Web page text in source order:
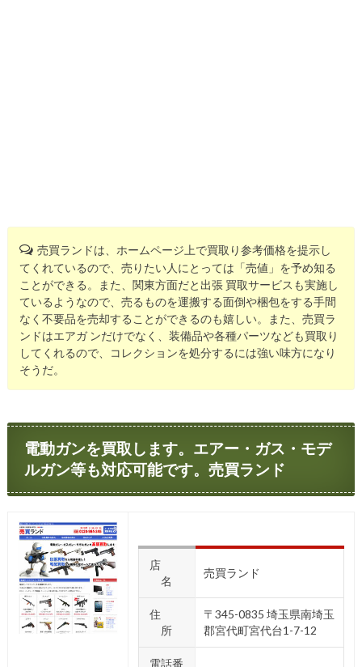
売買ランドは、ホームページ上で買取り参考価格を提示し
てくれているので、売りたい人にとっては「売値」を予め知る
ことができる。また、関東方面だと出張 買取サービスも実施し
ているようなので、売るものを運搬する面倒や梱包をする手間
なく不要品を売却することができるのも嬉しい。また、売買ラ
ンドはエアガ ンだけでなく、装備品や各種パーツなども買取り
してくれるので、コレクションを処分するには強い味方になり
そうだ。
電動ガンを買取します。エアー・ガス・モデ
ルガン等も対応可能です。売買ランド
店
名
売買ランド
住
所
〒345-0835 埼玉県南埼玉
郡宮代町宮代台1-7-12
電話番